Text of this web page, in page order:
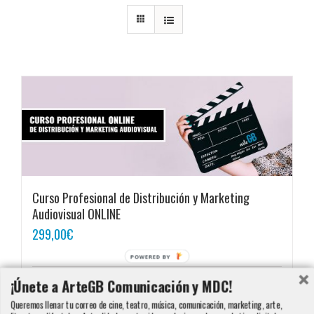
Curso Profesional de Distribución y Marketing
Audiovisual ONLINE
299,00€
Añadir al carrito
¡Únete a ArteGB Comunicación y MDC!
Queremos llenar tu correo de cine, teatro, música, comunicación, marketing, arte,
POWERED BY